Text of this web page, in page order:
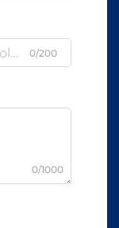
0/200
0/1000